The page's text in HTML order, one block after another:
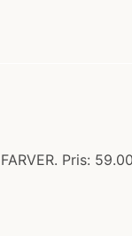
Pris: